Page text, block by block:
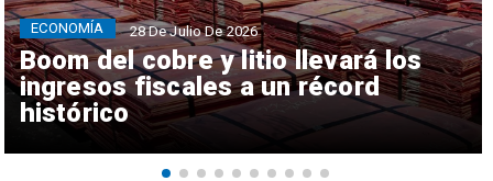
Boom del cobre y litio llevará los
ingresos fiscales a un récord
histórico
ECONOMÍA 28 De Julio De 2026